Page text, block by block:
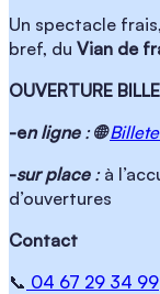
Un spectacle
bref, du Vian de
OUVERTURE
-en ligne: 🌐
-sur place :à
d’ouvertures
Contact
📞 04 67 29 34 99